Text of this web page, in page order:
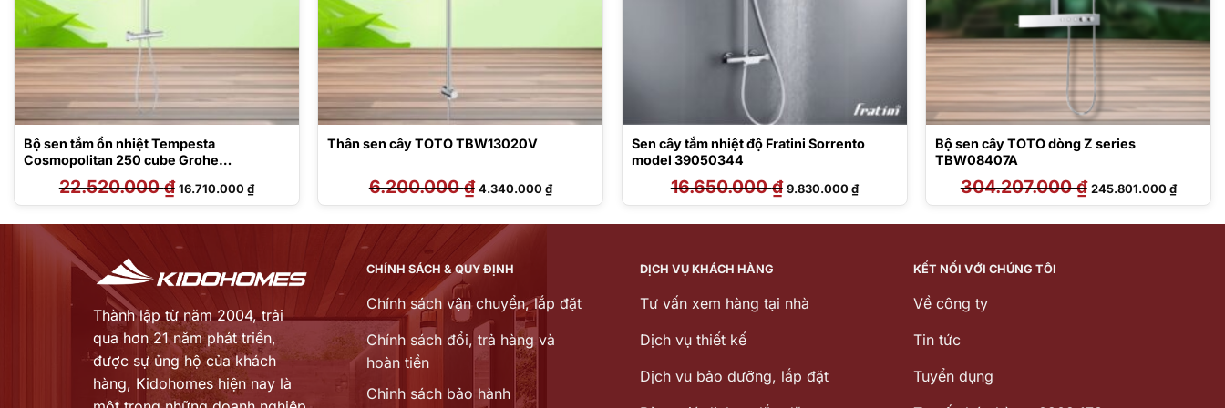
Bộ sen tắm ổn nhiệt Tempesta
Cosmopolitan 250 cube Grohe
26689000
22.520.000₫ Giá
gốc
là:
16.710.000₫Giá
hiện
tại
16.710.000 ₫.
Thân sen cây TOTO TBW13020V
6.200.000₫ Giá
gốc
là:
4.340.000₫Giá
hiện
tại
4.340.000 ₫.
Sen cây tắm nhiệt độ Fratini Sorrento
model 39050344
16.650.000₫ Giá
gốc
là:
9.830.000₫Giá
hiện
tại
9.830.000 ₫.
Bộ sen cây TOTO dòng Z series
TBW08407A
304.207.000₫ Giá
gốc
là:
245.801.000₫Giá
hiện
tại
₫.
Thành lập từ năm 2004, trải
qua hơn 21 năm phát triển,
được sự ủng hộ của khách
hàng, Kidohomes hiện nay là
CHÍNH SÁCH & QUY ĐỊNH
Chính sách vận chuyển, lắp đặt
Chính sách đổi, trả hàng và
hoàn tiền
Chinh sách bảo hành
DỊCH VỤ KHÁCH HÀNG
Tư vấn xem hàng tại nhà
Dịch vụ thiết kế
Dịch vu bảo dưỡng, lắp đặt
KẾT NỐI VỚI CHÚNG TÔI
Về công ty
Tin tức
Tuyển dụng